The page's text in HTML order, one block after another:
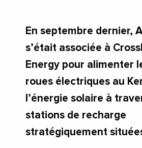
En septembre dernier,
s’était associée à
Energy pour alimenter
roues électriques au
l’énergie solaire à
stations de recharge
stratégiquement